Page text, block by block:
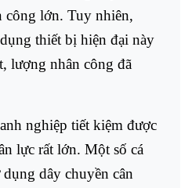
công lớn. Tuy nhiên,
thiết bị hiện đại này
lượng nhân công đã
nghiệp tiết kiệm được
lực rất lớn. Một số cá
dụng dây chuyền cân